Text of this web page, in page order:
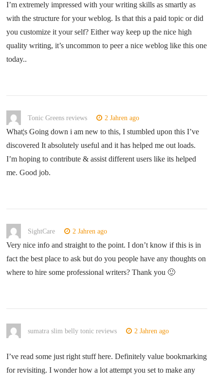
I’m extremely impressed with your writing skills as smartly as
with the structure for your weblog. Is that this a paid topic or did
you customize it your self? Either way keep up the nice high
quality writing, it’s uncommon to peer a nice weblog like this one
today..
Tonic Greens reviews 2 Jahren ago
What¦s Going down i am new to this, I stumbled upon this I’ve
discovered It absolutely useful and it has helped me out loads.
I’m hoping to contribute & assist different users like its helped
me. Good job.
SightCare 2 Jahren ago
Very nice info and straight to the point. I don’t know if this is in
fact the best place to ask but do you people have any thoughts on
where to hire some professional writers? Thank you 🙂
sumatra slim belly tonic reviews 2 Jahren ago
I’ve read some just right stuff here. Definitely value bookmarking
for revisiting. I wonder how a lot attempt you set to make any